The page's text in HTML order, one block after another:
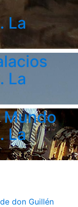
La
La
Mundo
La
don Guillén